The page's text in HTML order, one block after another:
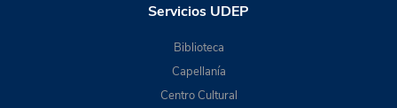
Servicios UDEP
Biblioteca
Capellanía
Centro Cultural